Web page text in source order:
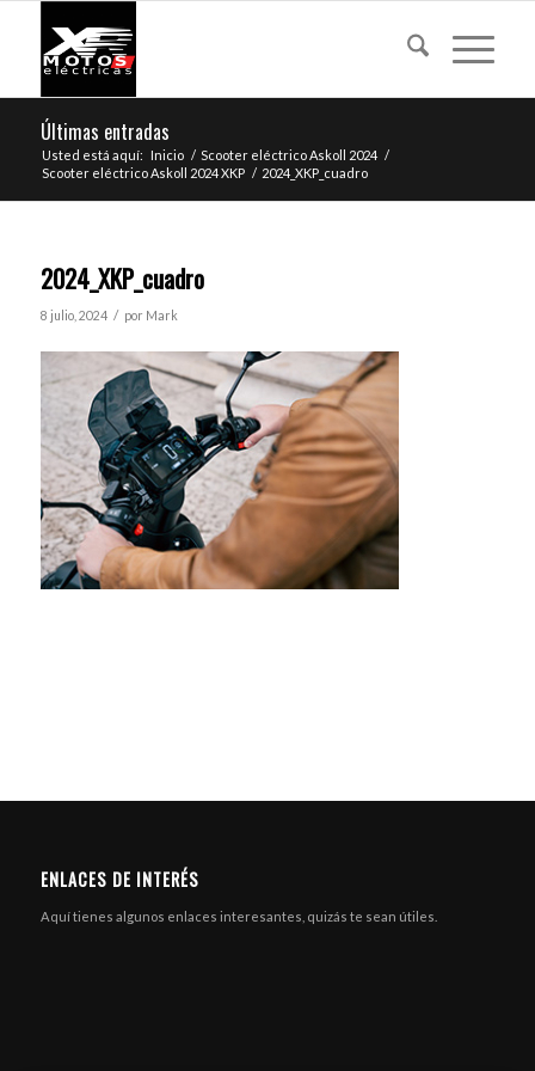
Últimas entradas
Usted está aquí: Inicio / Scooter eléctrico Askoll 2024 /
Scooter eléctrico Askoll 2024 XKP / 2024_XKP_cuadro
2024_XKP_cuadro
8 julio, 2024 / por Mark
ENLACES DE INTERÉS
Aquí tienes algunos enlaces interesantes, quizás te sean útiles.